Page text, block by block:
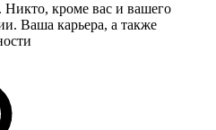
Никто, кроме вас и вашего
Ваша карьера, а также